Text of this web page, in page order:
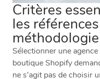
Critères
les
méthodologie
Sélectionner une
boutique Shopify
ne s’agit pas de choisir